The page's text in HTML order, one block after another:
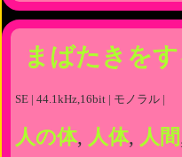
まばたきを
SE | 44.1kHz,16bit | モノラル |
人の体, 人体, 人間